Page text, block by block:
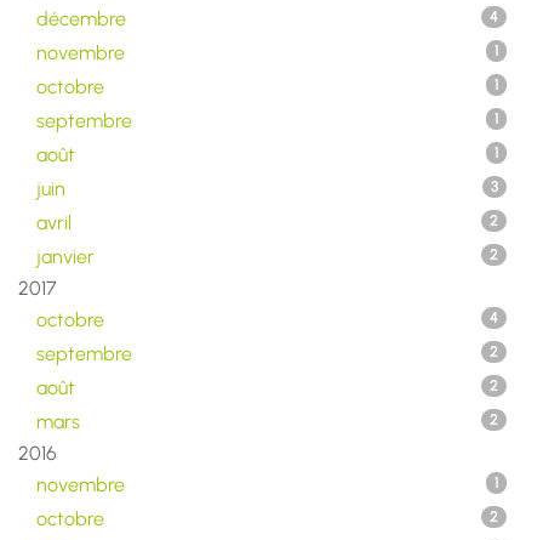
décembre
4
novembre 1
octobre 1
septembre 1
août 1
juin 3
avril 2
janvier 2
2017
octobre
4
septembre 2
août 2
mars 2
2016
novembre
1
octobre 2